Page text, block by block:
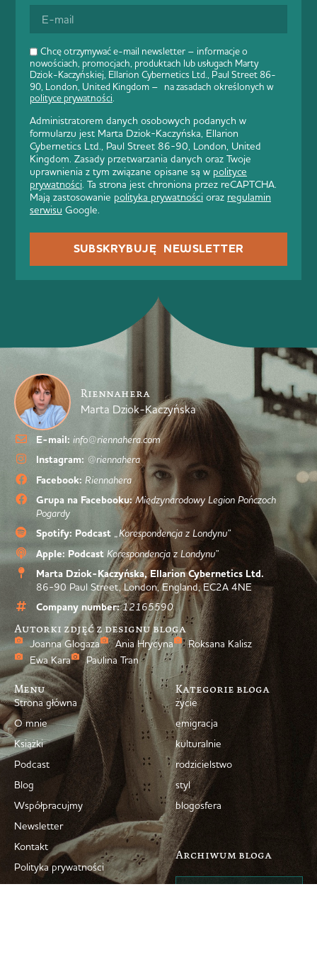
Chcę otrzymywać e-mail newsletter – informacje o
nowościach, promocjach, produktach lub usługach Marty
Dziok-Kaczyńskiej, Ellarion Cybernetics Ltd., Paul Street 86-
90, London, United Kingdom – na zasadach określonych w
polityce prywatności.
Administratorem danych osobowych podanych w
formularzu jest Marta Dziok-Kaczyńska, Ellarion
Cybernetics Ltd., Paul Street 86-90, London, United
Kingdom. Zasady przetwarzania danych oraz Twoje
uprawnienia z tym związane opisane są w polityce
prywatności. Ta strona jest chroniona przez reCAPTCHA.
Mają zastosowanie polityka prywatności oraz regulamin
serwisu Google.
SUBSKRYBUJĘ NEWSLETTER
Riennahera
Marta Dziok-Kaczyńska
E-mail: info@riennahera.com
Instagram: @riennahera
Facebook: Riennahera
Grupa na Facebooku: Międzynarodowy Legion Pończoch
Pogardy
Spotify: Podcast „Korespondencja z Londynu”
Apple: Podcast Korespondencja z Londynu”
Marta Dziok-Kaczyńska, Ellarion Cybernetics Ltd.
86-90 Paul Street, London, England, EC2A 4NE
Company number: 12165590
Autorki zdjęć z designu bloga
Joanna Glogaza Ania Hrycyna
Roksana Kalisz
Ewa Kara
Paulina Tran
Menu
Strona główna
O mnie
Książki
Podcast
Blog
Współpracujmy
Newsletter
Kontakt
Polityka prywatności
Kategorie bloga
życie
emigracja
kulturalnie
rodzicielstwo
styl
blogosfera
Archiwum bloga